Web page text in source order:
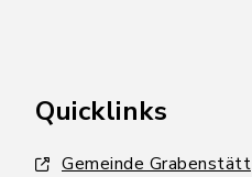
Quicklinks
Gemeinde Grabenstätt